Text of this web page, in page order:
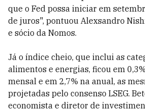
que o Fed possa iniciar em
de juros", pontuou Alexsandro
e sócio da Nomos.
Já o índice cheio, que inclui as
alimentos e energias, ficou em
mensal e em 2,7% na anual, as
projetadas pelo consenso LSEG.
economista e diretor de